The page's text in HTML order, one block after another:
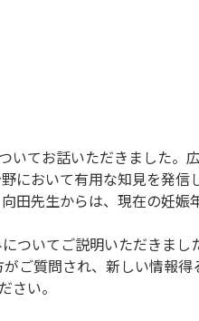
てお話いただきました。
において有用な知見を発
田先生からは、現在の妊
ついてご説明いただきまし
ご質問され、新しい情報
い。